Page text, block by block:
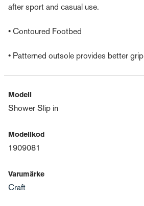
after sport and casual use.
• Contoured Footbed
• Patterned outsole provides better grip
Modell
Shower Slip in
Modellkod
1909081
Varumärke
Craft